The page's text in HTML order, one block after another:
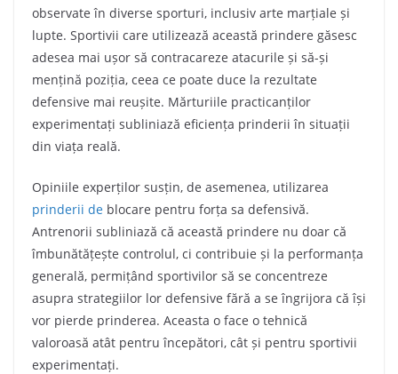
observate în diverse sporturi, inclusiv arte marțiale și
lupte. Sportivii care utilizează această prindere găsesc
adesea mai ușor să contracareze atacurile și să-și
mențină poziția, ceea ce poate duce la rezultate
defensive mai reușite. Mărturiile practicanților
experimentați subliniază eficiența prinderii în situații
din viața reală.
Opiniile experților susțin, de asemenea, utilizarea
prinderii de blocare pentru forța sa defensivă.
Antrenorii subliniază că această prindere nu doar că
îmbunătățește controlul, ci contribuie și la performanța
generală, permițând sportivilor să se concentreze
asupra strategiilor lor defensive fără a se îngrijora că își
vor pierde prinderea. Aceasta o face o tehnică
valoroasă atât pentru începători, cât și pentru sportivii
experimentați.